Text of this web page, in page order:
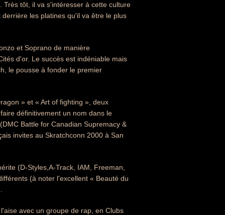
tôt, il va s'intéresser à cette culture
les platines qu'il va être le plus
et Soprano de manière
d'or. Le succès est indéniable mais
le pousse à fonder le premier
» et « Art of fighting », deux
définitivement un nom dans le
Battle for Canadian Supremacy &
invites au Skratchconn 2000 à San
(D-Styles,A-Track, IAM, Freeman,
(à noter l'excellent « Beauté du
avec un groupe de rap, en Clubs